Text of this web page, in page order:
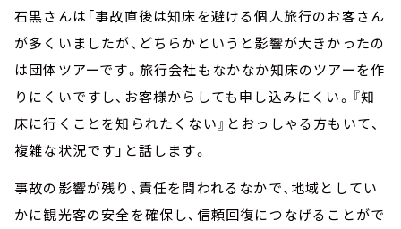
石黒さんは「事故直後は知床を避ける個人旅行のお客さん
が多くいましたが、どちらかというと影響が大きかったの
は団体ツアーです。旅行会社もなかなか知床のツアーを作
りにくいですし、お客様からしても申し込みにくい。『知
床に行くことを知られたくない』とおっしゃる方もいて、
複雑な状況です」と話します。
事故の影響が残り、責任を問われるなかで、地域としてい
かに観光客の安全を確保し、信頼回復につなげることがで